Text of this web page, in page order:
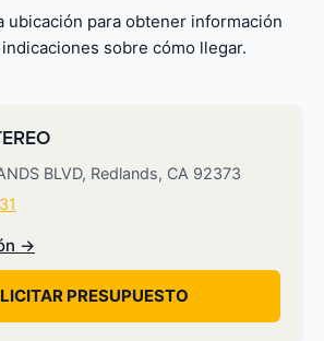
ubicación para obtener información
sobre cómo llegar.
BLVD, Redlands, CA 92373
→
PRESUPUESTO